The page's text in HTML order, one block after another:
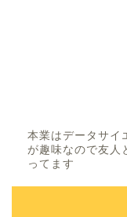
本業はデータサイ
が趣味なので友人
ってます